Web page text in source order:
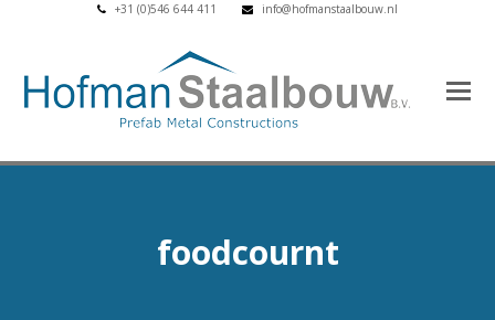
+31 (0)546 644 411 info@hofmanstaalbouw.nl
foodcournt